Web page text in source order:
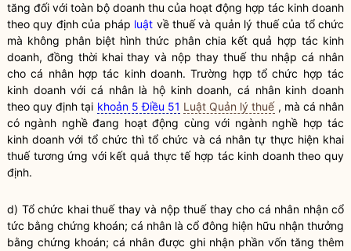
tăng đối với toàn bộ doanh thu của hoạt động hợp tác kinh doanh
theo quy định của pháp luật vềthuếvà quản lý thuếcủa tổ chức
mà không phân biệt hình thức phân chia kết quả hợp tác kinh
doanh, đồng thời khai thay và nộp thay thuếthu nhập cá nhân
cho cá nhân hợp tác kinh doanh. Trường hợp tổ chức hợp tác
kinh doanh với cá nhânlà hộ kinh doanh, cá nhân kinh doanh
theo quy định tại khoản 5 Điều 51 Luật Quản lý thuế, mà cá nhân
có ngành nghề đang hoạt động cùng với ngành nghề hợp tác
kinh doanh với tổ chức thì tổ chức và cá nhân tự thực hiện khai
thuếtương ứng với kết quả thực tế hợp tác kinh doanh theo quy
định.
d) Tổ chức khai thuế thay và nộp thuế thay cho cá nhân nhận cổ
tức bằng chứng khoán; cá nhân là cổ đông hiện hữu nhận thưởng
bằng chứng khoán; cá nhân được ghi nhận phần vốn tăng thêm